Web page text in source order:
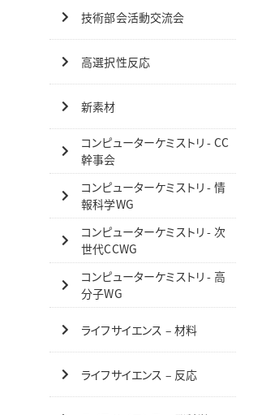
技術部会活動交流会
高選択性反応
新素材
コンピューターケミストリ - CC
幹事会
コンピューターケミストリ - 情
報科学WG
コンピューターケミストリ - 次
世代CCWG
コンピューターケミストリ - 高
分子WG
ライフサイエンス – 材料
ライフサイエンス – 反応